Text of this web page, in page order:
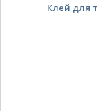
Клей для